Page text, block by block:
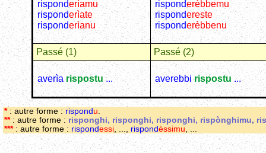
risponderìamu
risponderìate
risponderìanu
risponderèbbemu
rispondereste
risponderèbbenu
Passé (1) Passé (2)
averìarispostu... averebbirispostu ...
*: autre forme : rispond u
**: autre forme : risponghi, risponghi, risponghi, rispònghimu,
***: autre forme : rispondessi rispondèssimu